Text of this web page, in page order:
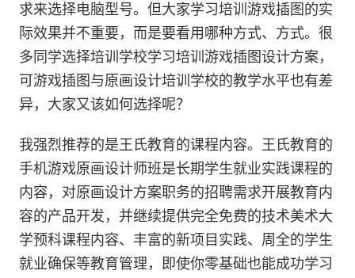
求来选择电脑型号。但大家学习培训游戏插图的实
际效果并不重要，而是要看用哪种方式、方式。很
多同学选择培训学校学习培训游戏插图设计方案，
可游戏插图与原画设计培训学校的教学水平也有差
异，大家又该如何选择呢？
我强烈推荐的是王氏教育的课程内容。王氏教育的
手机游戏原画设计师班是长期学生就业实践课程的
内容，对原画设计方案职务的招聘需求开展教育内
容的产品开发，并继续提供完全免费的技术美术大
学预科课程内容、丰富的新项目实践、周全的学生
就业确保等教育管理，即使你零基础也能成功学习